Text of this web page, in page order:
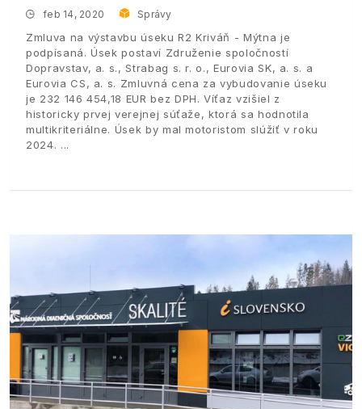
feb 14, 2020 Správy
Zmluva na výstavbu úseku R2 Kriváň - Mýtna je
podpísaná. Úsek postaví Združenie spoločností
Dopravstav, a. s., Strabag s. r. o., Eurovia SK, a. s. a
Eurovia CS, a. s. Zmluvná cena za vybudovanie úseku
je 232 146 454,18 EUR bez DPH. Víťaz vzišiel z
historicky prvej verejnej súťaže, ktorá sa hodnotila
multikriteriálne. Úsek by mal motoristom slúžiť v roku
2024.